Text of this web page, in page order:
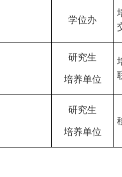
学位办
研究生
培养单位
研究生
培养单位